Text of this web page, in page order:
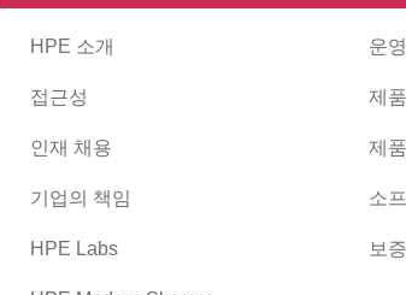
HPE 소개
접근성
인재 채용
기업의 책임
HPE Labs
운
제
제
소
보